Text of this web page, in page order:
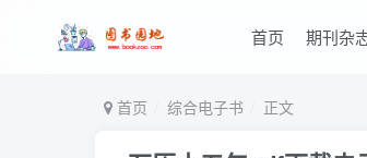
首页 期刊杂
首页 综合电子书 正文